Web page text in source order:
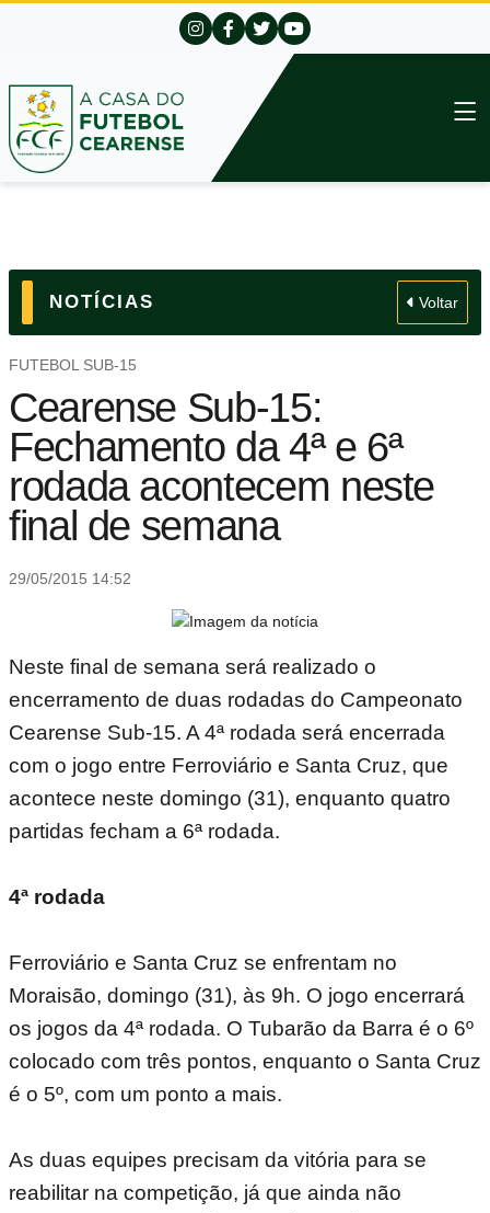
NOTÍCIAS Voltar
FUTEBOL SUB-15
Cearense Sub-15:
Fechamento da 4ª e 6ª
rodada acontecem neste
final de semana
29/05/2015 14:52
Neste final de semana será realizado o
encerramento de duas rodadas do Campeonato
Cearense Sub-15. A 4ª rodada será encerrada
com o jogo entre Ferroviário e Santa Cruz, que
acontece neste domingo (31), enquanto quatro
partidas fecham a 6ª rodada.
4ª rodada
Ferroviário e Santa Cruz se enfrentam no
Moraisão, domingo (31), às 9h. O jogo encerrará
os jogos da 4ª rodada. O Tubarão da Barra é o 6º
colocado com três pontos, enquanto o Santa Cruz
é o 5º, com um ponto a mais.
As duas equipes precisam da vitória para se
reabilitar na competição, já que ainda não